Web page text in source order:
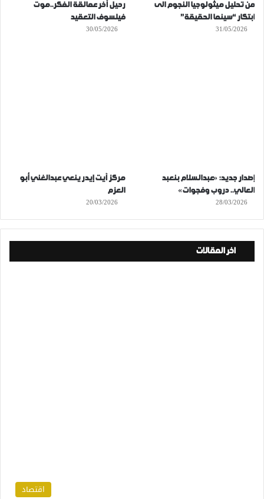
من تحليل ميثولوجيا النجوم الى
ابتكار “سينما الحقيقة”
31/05/2026
رحيل آخر عمالقة الفكر..موت
فيلسوف التعقيد
30/05/2026
إصدار جديد: «عبدالسلام بنعبد
العالي.. دروب وفجوات»
28/03/2026
مركز آيت إيدر ينعي عبدالغني أبو
العزم
20/03/2026
اخر المقالات
اقتصاد